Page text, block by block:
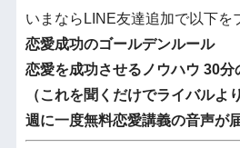
いまならLINE友達追加で以下を
恋愛成功のゴールデンルール
恋愛を成功させるノウハウ 30分
（これを聞くだけでライバルよ
週に一度無料恋愛講義の音声が